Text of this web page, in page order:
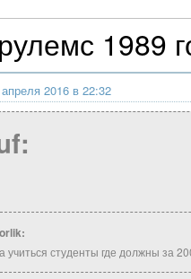
1989
2016 в 22:32
orlik:
а учиться студенты где должны за